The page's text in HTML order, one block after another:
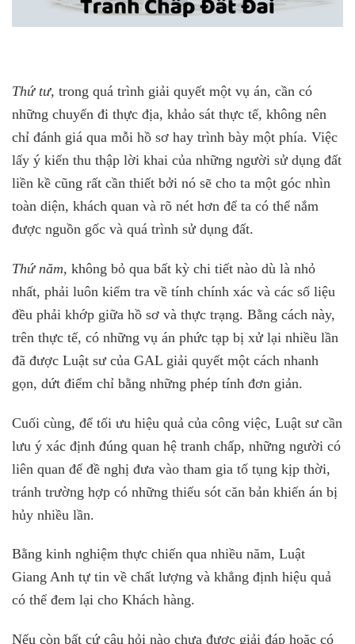
Thứ tư, trong quá trình giải quyết một vụ án, cần có
những chuyến đi thực địa, khảo sát thực tế, không nên
chỉ đánh giá qua mỗi hồ sơ hay trình bày một phía. Việc
lấy ý kiến thu thập lời khai của những người sử dụng đất
liền kề cũng rất cần thiết bởi nó sẽ cho ta một góc nhìn
toàn diện, khách quan và rõ nét hơn để ta có thể nắm
được nguồn gốc và quá trình sử dụng đất.
Thứ năm, không bỏ qua bất kỳ chi tiết nào dù là nhỏ
nhất, phải luôn kiểm tra về tính chính xác và các số liệu
đều phải khớp giữa hồ sơ và thực trạng. Bằng cách này,
trên thực tế, có những vụ án phức tạp bị xử lại nhiều lần
đã được Luật sư của GAL giải quyết một cách nhanh
gọn, dứt điểm chỉ bằng những phép tính đơn giản.
Cuối cùng, để tối ưu hiệu quả của công việc, Luật sư cần
lưu ý xác định đúng quan hệ tranh chấp, những người có
liên quan để đề nghị đưa vào tham gia tố tụng kịp thời,
tránh trường hợp có những thiếu sót căn bản khiến án bị
hủy nhiều lần.
Bằng kinh nghiệm thực chiến qua nhiều năm, Luật
Giang Anh tự tin về chất lượng và khẳng định hiệu quả
có thể đem lại cho Khách hàng.
Nếu còn bất cứ câu hỏi nào chưa được giải đáp hoặc có